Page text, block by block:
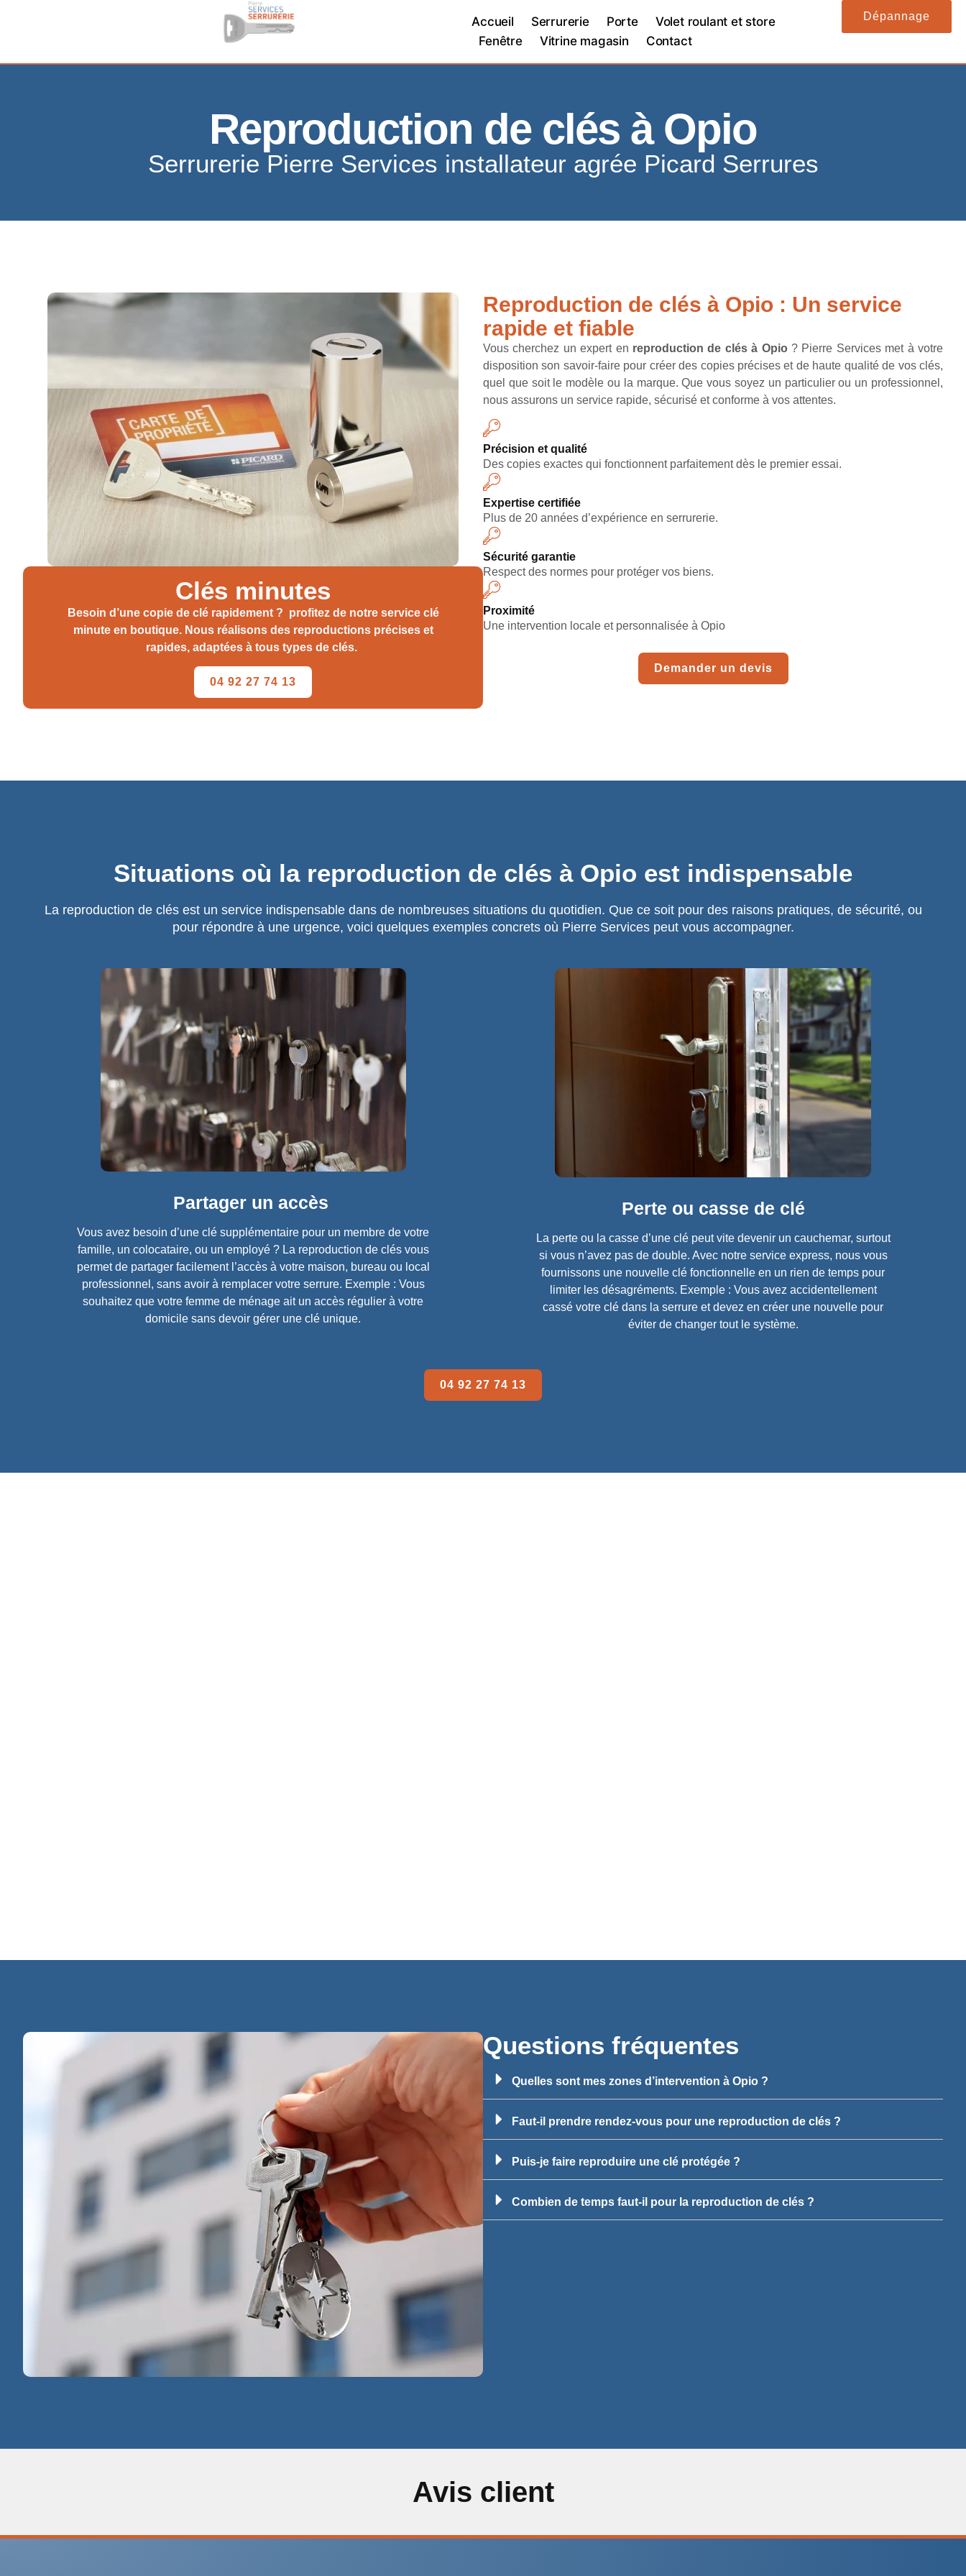
Accueil Serrurerie Porte
Volet roulant et store
Fenêtre
Vitrine magasin Contact
Dépannage
Reproduction de clés à Opio
Serrurerie Pierre Services installateur agrée Picard Serrures
Clés minutes
Besoin d’une copie de clé rapidement ? profitez de notre service clé
minuteen boutique. Nous réalisons des reproductions précises et
rapides, adaptées à tous types de clés.
04 92 27 74 13
Reproduction de clés à Opio : Un service
rapide et fiable
Vous cherchez un expert en reproduction de clés à Opio ? Pierre Services met à votre
disposition son savoir-faire pour créer des copies précises et de haute qualité de vos clés,
quel que soit le modèle ou la marque. Que vous soyez un particulier ou un professionnel,
nous assurons un service rapide, sécurisé et conforme à vos attentes.
Précision et qualité
Des copies exactes qui fonctionnent parfaitement dès le premier essai.
Expertise certifiée
Plus de 20 années d’expérience en serrurerie.
Sécurité garantie
Respect des normes pour protéger vos biens.
Proximité
Une intervention locale et personnalisée à Opio
Demander un devis
Situations où la reproduction de clés à Opio est indispensable
La reproduction de clés est un service indispensable dans de nombreuses situations du quotidien. Que ce soit pour des raisons pratiques, de sécurité, ou
pour répondre à une urgence, voici quelques exemples concrets où Pierre Services peut vous accompagner.
Partager un accès ​
Vous avez besoin d’une clé supplémentaire pour un membre de votre
famille, un colocataire, ou un employé ? La reproduction de clés vous
permet de partager facilement l’accès à votre maison, bureau ou local
professionnel, sans avoir à remplacer votre serrure. Exemple : Vous
souhaitez que votre femme de ménage ait un accès régulier à votre
domicile sans devoir gérer une clé unique.
Perte ou casse de clé​
La perte ou la casse d’une clé peut vite devenir un cauchemar, surtout
si vous n’avez pas de double. Avec notre service express, nous vous
fournissons une nouvelle clé fonctionnelle en un rien de temps pour
limiter les désagréments. Exemple : Vous avez accidentellement
cassé votre clé dans la serrure et devez en créer une nouvelle pour
éviter de changer tout le système.
04 92 27 74 13
Questions fréquentes
Quelles sont mes zones d’intervention à Opio ?
Faut-il prendre rendez-vous pour une reproduction de clés ?
Puis-je faire reproduire une clé protégée ?
Combien de temps faut-il pour la reproduction de clés ?
Avis client